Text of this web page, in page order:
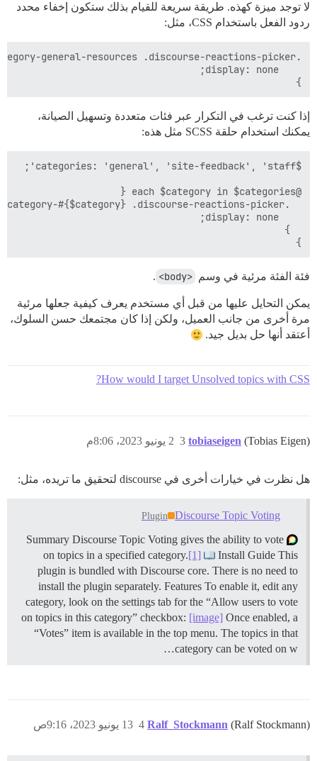
لا توجد ميزة كهذه. طريقة سريعة للقيام بذلك ستكون إخفاء محدد
ردود الفعل باستخدام CSS، مثل:
}
إذا كنت ترغب في التكرار عبر فئات متعددة وتسهيل الصيانة،
يمكنك استخدام حلقة SCSS مثل هذه:
}
فئة الفئة مرئية في وسم <body>
.
يمكن التحايل عليها من قبل أي مستخدم يعرف كيفية جعلها مرئية
مرة أخرى من جانب العميل، ولكن إذا كان مجتمعك حسن السلوك،
أعتقد أنها حل بديل جيد.
How would I target Unsolved topics with CSS?
tobiaseigen (Tobias Eigen) 2 يونيو 2023، 8:06م 3
هل نظرت في خيارات أخرى في discourse لتحقيق ما تريده، مثل:
Discourse Topic Voting
Plugin
Summary Discourse Topic Voting gives the ability to vote
on topics in a specified category.[1]
Install Guide This
plugin is bundled with Discourse core. There is no need to
install the plugin separately. Features To enable it, edit any
category, look on the settings tab for the “Allow users to vote
on topics in this category” checkbox: [image] Once enabled, a
“Votes” item is available in the top menu. The topics in that
category can be voted on w…
Ralf_Stockmann (Ralf Stockmann) 13 يونيو 2023، 9:16ص 4